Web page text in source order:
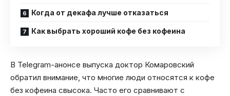
Когда от декафа лучше отказаться
Как выбрать хороший кофе без кофеина
В Telegram-анонсе выпуска доктор Комаровский
обратил внимание, что многие люди относятся к кофе
без кофеина свысока. Часто его сравнивают с